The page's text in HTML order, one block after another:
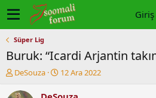
Süper Lig
Buruk: “Icardi Arjantin
K
n
DeSouza
B
ş
12 Ara 2022